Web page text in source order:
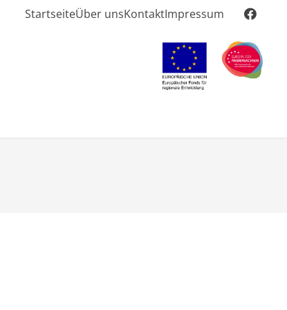
StartseiteÜber unsKontaktImpressum